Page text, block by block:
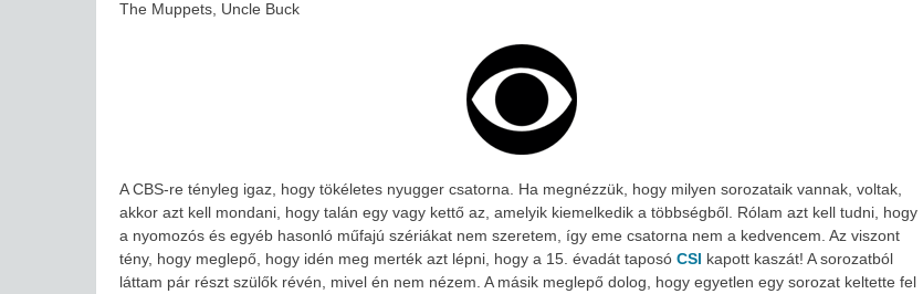
The Muppets, Uncle Buck
A CBS-re tényleg igaz, hogy tökéletes nyugger csatorna. Ha megnézzük, hogy milyen sorozataik vannak, voltak,
akkor azt kell mondani, hogy talán egy vagy kettő az, amelyik kiemelkedik a többségből. Rólam azt kell tudni, hogy
a nyomozós és egyéb hasonló műfajú szériákat nem szeretem, így eme csatorna nem a kedvencem. Az viszont
tény, hogy meglepő, hogy idén meg merték azt lépni, hogy a 15. évadát taposó CSI kapott kaszát! A sorozatból
láttam pár részt szülők révén, mivel én nem nézem. A másik meglepő dolog, hogy egyetlen egy sorozat keltette fel